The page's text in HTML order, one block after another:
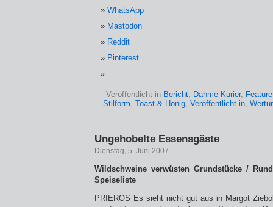
WhatsApp
Mastodon
Reddit
Pinterest
Veröffentlicht in Bericht, Dahme-Kurier, Feature
Stilform, Toast & Honig, Veröffentlicht in,
Ungehobelte Essensgäste
Dienstag, 5. Juni 2007
Wildschweine verwüsten Grundstücke /
Speiseliste
PRIEROS Es sieht nicht gut aus in Margot